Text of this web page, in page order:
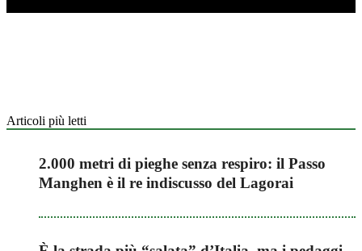
Articoli più letti
2.000 metri di pieghe senza respiro: il Passo
Manghen è il re indiscusso del Lagorai